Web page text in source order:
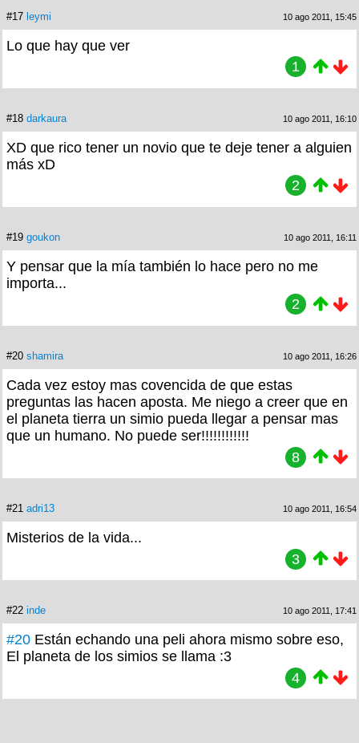
#17 leymi 10 ago 2011, 15:45
Lo que hay que ver
1
#18 darkaura 10 ago 2011, 16:10
XD que rico tener un novio que te deje tener a alguien
más xD
2
#19 goukon 10 ago 2011, 16:11
Y pensar que la mía también lo hace pero no me
importa...
2
#20 shamira 10 ago 2011, 16:26
Cada vez estoy mas covencida de que estas
preguntas las hacen aposta. Me niego a creer que en
el planeta tierra un simio pueda llegar a pensar mas
que un humano. No puede ser!!!!!!!!!!!!
8
#21 adri13 10 ago 2011, 16:54
Misterios de la vida...
3
#22 inde 10 ago 2011, 17:41
#20 Están echando una peli ahora mismo sobre eso,
El planeta de los simios se llama :3
4